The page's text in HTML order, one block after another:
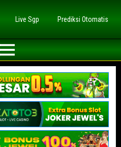
Live Sgp
Prediksi Otomatis